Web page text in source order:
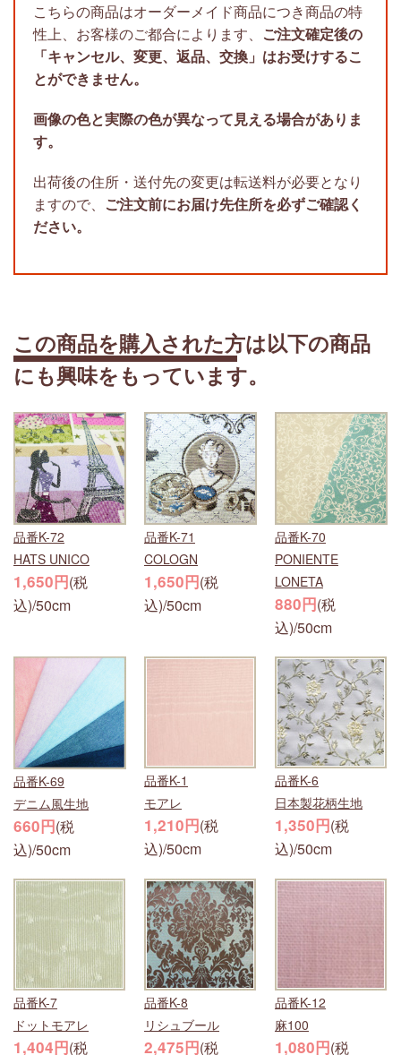
こちらの商品はオーダーメイド商品につき商品の特
性上、お客様のご都合によります、 ご注文確定後の
「キャンセル、変更、返品、交換」はお受けするこ
とができません。
画像の色と実際の色が異なって見える場合がありま
す。
出荷後の住所・送付先の変更は転送料が必要となり
ますので、 ご注文前にお届け先住所を必ずご確認く
ださい。
この商品を購入された方は以下の商品
にも興味をもっています。
品番K-72
HATS UNICO
1,650円(税
込)/50cm
品番K-71
COLOGN
1,650円(税
込)/50cm
品番K-70
PONIENTE
LONETA
880円(税
込)/50cm
品番K-69
デニム風生地
660円(税
込)/50cm
品番K-1
モアレ
1,210円(税
込)/50cm
品番K-6
日本製花柄生地
1,350円(税
込)/50cm
品番K-7
ドットモアレ
1,404円(税
品番K-8
リシュブール
2,475円(税
品番K-12
麻100
1,080円(税